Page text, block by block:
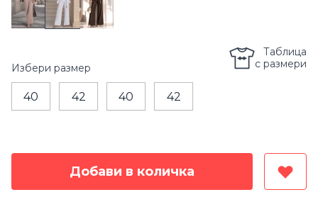
Избери размер
40 42 40 42
Таблица
с размери
Добави в количка